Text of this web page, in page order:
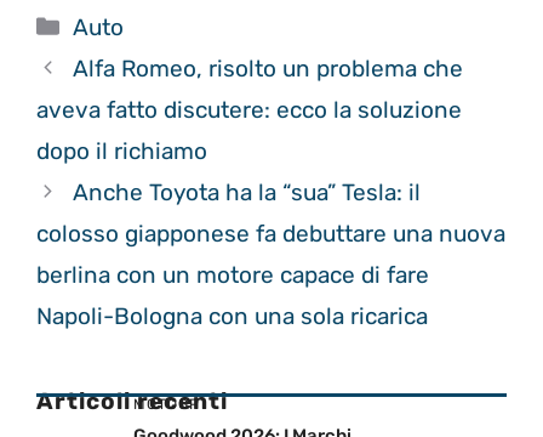
Categorie
Auto
Alfa Romeo, risolto un problema che
aveva fatto discutere: ecco la soluzione
dopo il richiamo
Anche Toyota ha la “sua” Tesla: il
colosso giapponese fa debuttare una nuova
berlina con un motore capace di fare
Napoli-Bologna con una sola ricarica
Articoli recenti
MOTOGP